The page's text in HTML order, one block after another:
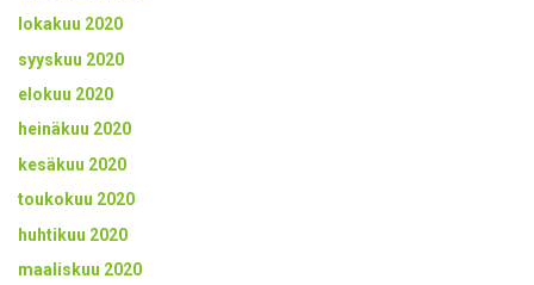
lokakuu 2020
syyskuu 2020
elokuu 2020
heinäkuu 2020
kesäkuu 2020
toukokuu 2020
huhtikuu 2020
maaliskuu 2020